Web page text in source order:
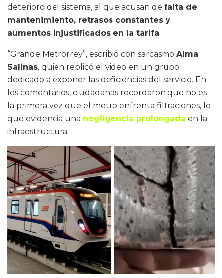
deterioro del sistema, al que acusan de falta de
mantenimiento, retrasos constantes y
aumentos injustificados en la tarifa.
“Grande Metrorrey”, escribió con sarcasmo Alma
Salinas, quien replicó el video en un grupo
dedicado a exponer las deficiencias del servicio. En
los comentarios, ciudadanos recordaron que no es
la primera vez que el metro enfrenta filtraciones, lo
que evidencia una negligencia prolongada en la
infraestructura.